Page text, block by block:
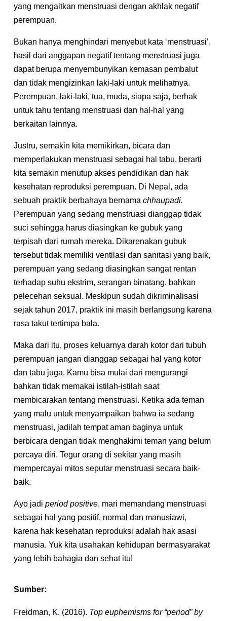
yang mengaitkan menstruasi dengan akhlak negatif
perempuan.
Bukan hanya menghindari menyebut kata ‘menstruasi’,
hasil dari anggapan negatif tentang menstruasi juga
dapat berupa menyembunyikan kemasan pembalut
dan tidak mengizinkan laki-laki untuk melihatnya.
Perempuan, laki-laki, tua, muda, siapa saja, berhak
untuk tahu tentang menstruasi dan hal-hal yang
berkaitan lainnya.
Justru, semakin kita memikirkan, bicara dan
memperlakukan menstruasi sebagai hal tabu, berarti
kita semakin menutup akses pendidikan dan hak
kesehatan reproduksi perempuan. Di Nepal, ada
sebuah praktik berbahaya bernamachhaupadi.
Perempuan yang sedang menstruasi dianggap tidak
suci sehingga harus diasingkan ke gubuk yang
terpisah dari rumah mereka. Dikarenakan gubuk
tersebut tidak memiliki ventilasi dan sanitasi yang baik,
perempuan yang sedang diasingkan sangat rentan
terhadap suhu ekstrim, serangan binatang, bahkan
pelecehan seksual. Meskipun sudah dikriminalisasi
sejak tahun 2017, praktik ini masih berlangsung karena
rasa takut tertimpa bala.
Maka dari itu, proses keluarnya darah kotor dari tubuh
perempuan jangan dianggap sebagai hal yang kotor
dan tabu juga. Kamu bisa mulai dari mengurangi
bahkan tidak memakai istilah-istilah saat
membicarakan tentang menstruasi. Ketika ada teman
yang malu untuk menyampaikan bahwa ia sedang
menstruasi, jadilah tempat aman baginya untuk
berbicara dengan tidak menghakimi teman yang belum
percaya diri. Tegur orang di sekitar yang masih
mempercayai mitos seputar menstruasi secara baik-
baik.
Ayo jadiperiod positive, mari memandang menstruasi
sebagai hal yang positif, normal dan manusiawi,
karena hak kesehatan reproduksi adalah hak asasi
manusia. Yuk kita usahakan kehidupan bermasyarakat
yang lebih bahagia dan sehat itu!
Sumber:
Freidman, K. (2016). Top euphemisms for “period” by